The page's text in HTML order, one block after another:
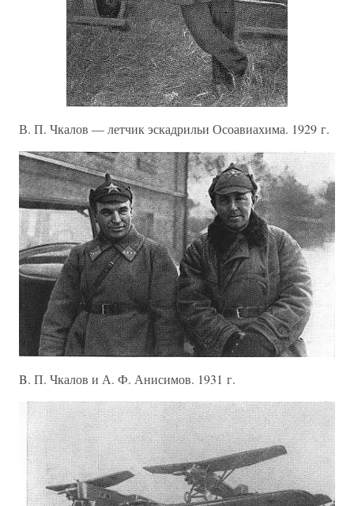
В. П. Чкалов — летчик эскадрильи Осоавиахима. 1929 г.
B. П. Чкалов и А. Ф. Анисимов. 1931 г.